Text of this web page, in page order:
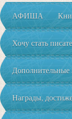
АФИША
Хочу стать
Дополнительные
Награды,